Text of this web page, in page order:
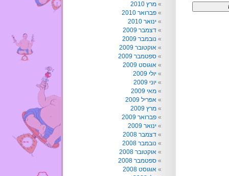
מרץ 2010
פברואר 2010
ינואר 2010
דצמבר 2009
נובמבר 2009
אוקטובר 2009
ספטמבר 2009
אוגוסט 2009
יולי 2009
יוני 2009
מאי 2009
אפריל 2009
מרץ 2009
פברואר 2009
ינואר 2009
דצמבר 2008
נובמבר 2008
אוקטובר 2008
ספטמבר 2008
אוגוסט 2008